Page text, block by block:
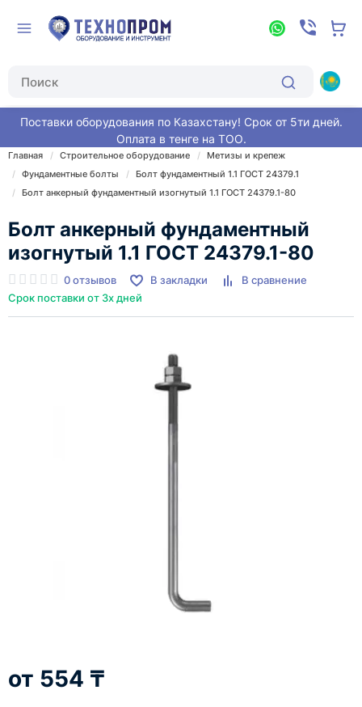
Поставки оборудования по Казахстану! Срок от 5ти дней.
Оплата в тенге на ТОО.
Главная Строительное оборудование
Метизы и крепеж
Фундаментные болты
Болт фундаментный 1.1 ГОСТ 24379.1
Болт анкерный фундаментный изогнутый 1.1 ГОСТ 24379.1-80
Болт анкерный фундаментный
изогнутый 1.1 ГОСТ 24379.1-80
0 отзывов В закладки
В сравнение
Срок поставки от 3х дней
554 ₸